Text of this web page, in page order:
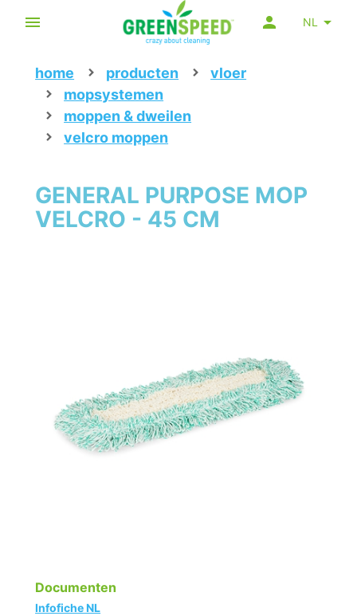
NL
home producten
vloer
mopsystemen
moppen & dweilen
velcro moppen
GENERAL PURPOSE MOP
VELCRO - 45 CM
Documenten
Infofiche NL